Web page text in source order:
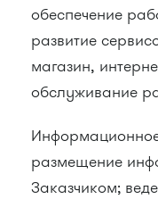
обеспечение
развитие
магазин,
обслуживание
размещение
Заказчиком;